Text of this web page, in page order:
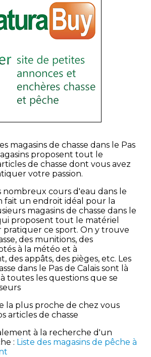
magasins de chasse dans le Pas
proposent tout le
de chasse dont vous avez
votre passion.
nombreux cours d'eau dans le
fait un endroit idéal pour la
magasins de chasse dans le
proposent tout le matériel
pratiquer ce sport. On y trouve
des munitions, des
à la météo et à
des appâts, des pièges, etc. Les
dans le Pas de Calais sont là
toutes les questions que se
la plus proche de chez vous
articles de chasse
à la recherche d'un
: Liste des magasins de pêche à